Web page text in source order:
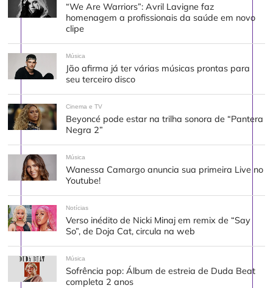
“We Are Warriors”: Avril Lavigne faz
homenagem a profissionais da saúde em novo
clipe
Música
Jão afirma já ter várias músicas prontas para
seu terceiro disco
Cinema e TV
Beyoncé pode estar na trilha sonora de “Pantera
Negra 2”
Música
Wanessa Camargo anuncia sua primeira Live no
Youtube!
Notícias
Verso inédito de Nicki Minaj em remix de “Say
So”, de Doja Cat, circula na web
Música
Sofrência pop: Álbum de estreia de Duda Beat
completa 2 anos